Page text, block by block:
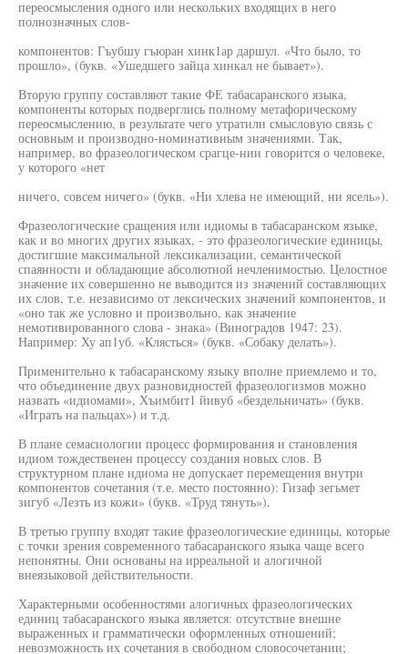
переосмысления одного или нескольких входящих в него
полнозначных слов-
компонентов: Гъубшу гъюран хинк1ар даршул. «Что было, то
прошло», (букв. «Ушедшего зайца хинкал не бывает»).
Вторую группу составляют такие ФЕ табасаранского языка,
компоненты которых подверглись полному метафорическому
переосмыслению, в результате чего утратили смысловую связь с
основным и производно-номинативным значениями. Так,
например, во фразеологическом срагце-нии говорится о человеке,
у которого «нет
ничего, совсем ничего» (букв. «Ни хлева не имеющий, ни ясель»).
Фразеологические сращения или идиомы в табасаранском языке,
как и во многих других языках, - это фразеологические единицы,
достигшие максимальной лексикализации, семантической
спаянности и обладающие абсолютной нечленимостью. Целостное
значение их совершенно не выводится из значений составляющих
их слов, т.е. независимо от лексических значений компонентов, и
«оно так же условно и произвольно, как значение
немотивированного слова - знака» (Виноградов 1947: 23).
Например: Ху ап1уб. «Клясться» (букв. «Собаку делать»).
Применительно к табасаранскому языку вполне приемлемо и то,
что объединение двух разновидностей фразеологизмов можно
назвать «идиомами», Хъимбит1 йивуб «бездельничать» (букв.
«Играть на пальцах») и т.д.
В плане семасиологии процесс формирования и становления
идиом тождественен процессу создания новых слов. В
структурном плане идиома не допускает перемещения внутри
компонентов сочетания (т.е. место постоянно): Гизаф зегьмет
зигуб «Лезть из кожи» (букв. «Труд тянуть»).
В третью группу входят такие фразеологические единицы, которые
с точки зрения современного табасаранского языка чаще всего
непонятны. Они основаны на ирреальной и алогичной
внеязыковой действительности.
Характерными особенностями алогичных фразеологических
единиц табасаранского языка является: отсутствие внешне
выраженных и грамматически оформленных отношений;
невозможность их сочетания в свободном словосочетании;